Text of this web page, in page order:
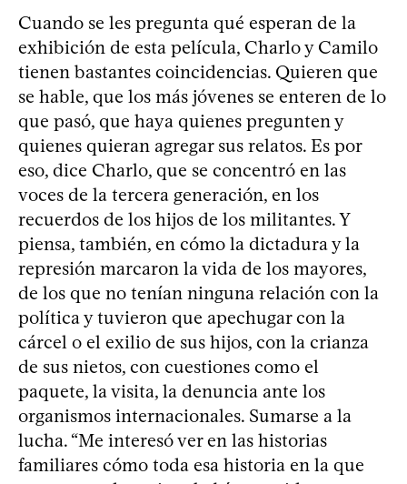
Cuando se les pregunta qué esperan de la
exhibición de esta película, Charlo y Camilo
tienen bastantes coincidencias. Quieren que
se hable, que los más jóvenes se enteren de lo
que pasó, que haya quienes pregunten y
quienes quieran agregar sus relatos. Es por
eso, dice Charlo, que se concentró en las
voces de la tercera generación, en los
recuerdos de los hijos de los militantes. Y
piensa, también, en cómo la dictadura y la
represión marcaron la vida de los mayores,
de los que no tenían ninguna relación con la
política y tuvieron que apechugar con la
cárcel o el exilio de sus hijos, con la crianza
de sus nietos, con cuestiones como el
paquete, la visita, la denuncia ante los
organismos internacionales. Sumarse a la
lucha. “Me interesó ver en las historias
familiares cómo toda esa historia en la que